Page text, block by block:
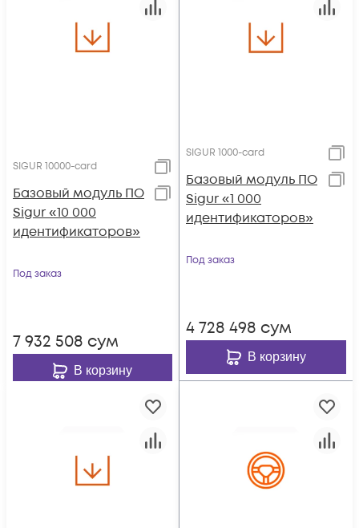
SIGUR 10000-card
Базовый модуль ПО
Sigur «10 000
идентификаторов»
Под заказ
7 932 508 сум
В корзину
SIGUR 1000-card
Базовый модуль ПО
Sigur «1 000
идентификаторов»
Под заказ
4 728 498 сум
В корзину